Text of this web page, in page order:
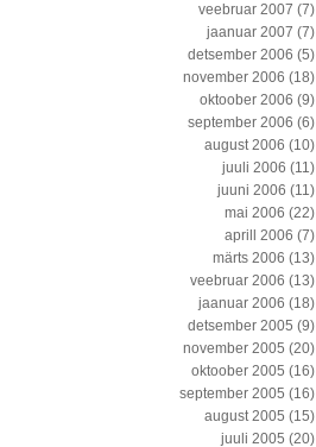
veebruar 2007 (7)
jaanuar 2007 (7)
detsember 2006 (5)
november 2006 (18)
oktoober 2006 (9)
september 2006 (6)
august 2006 (10)
juuli 2006 (11)
juuni 2006 (11)
mai 2006 (22)
aprill 2006 (7)
märts 2006 (13)
veebruar 2006 (13)
jaanuar 2006 (18)
detsember 2005 (9)
november 2005 (20)
oktoober 2005 (16)
september 2005 (16)
august 2005 (15)
juuli 2005 (20)